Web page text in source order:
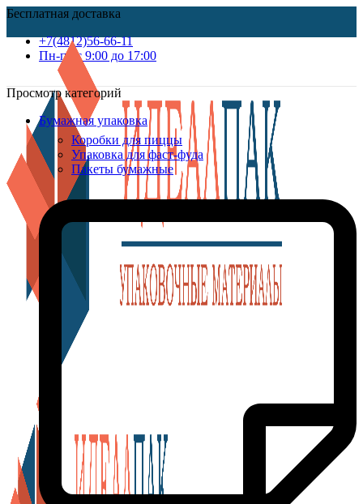
Бесплатная доставка
+7(4812)56-66-11
Пн-пт c 9:00 до 17:00
Просмотр категорий
Бумажная упаковка
Коробки для пиццы
Упаковка для фаст-фуда
Пакеты бумажные